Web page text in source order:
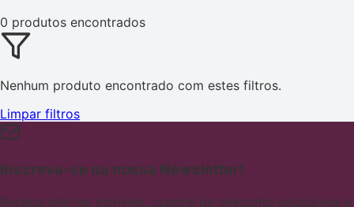
0 produtos encontrados
Nenhum produto encontrado com estes filtros.
Limpar filtros
Inscreva-se na nossa Newsletter!
Receba ofertas incríveis, cupons de desconto exclusivos e